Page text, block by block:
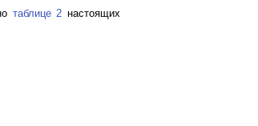
таблице 2 настоящих